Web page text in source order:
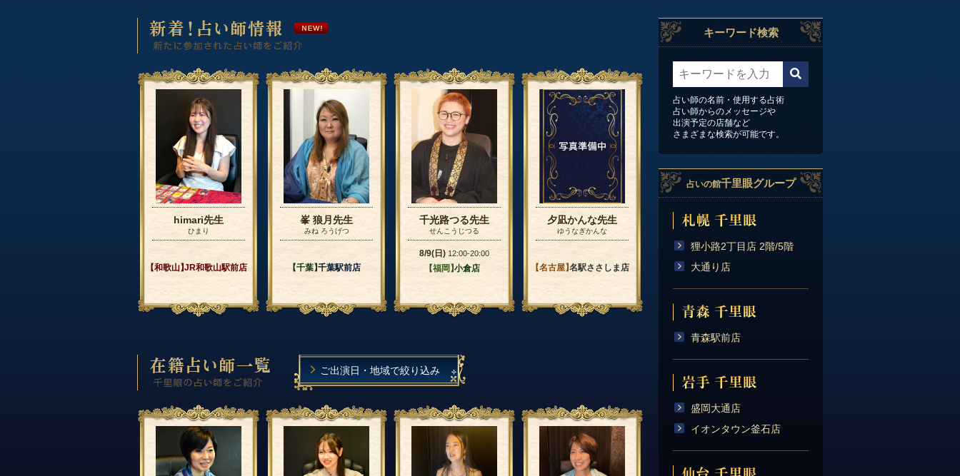
himari先生
ひまり
【和歌山】JR和歌山駅前店
峯 狼月先生
みね ろうげつ
【千葉】千葉駅前店
千光路つる先生
せんこうじつる
8/9(日) 12:00-20:00
【福岡】小倉店
夕凪かんな先生
ゆうなぎかんな
【名古屋】名駅ささしま店
ご出演日・地域で絞り込み
キーワード検索
占い師の名前・使用する占術
占い師からのメッセージや
出演予定の店舗など
さまざまな検索が可能です。
占いの館千里眼グループ
狸小路2丁目店 2階/5階
大通り店
青森駅前店
盛岡大通店
イオンタウン釜石店